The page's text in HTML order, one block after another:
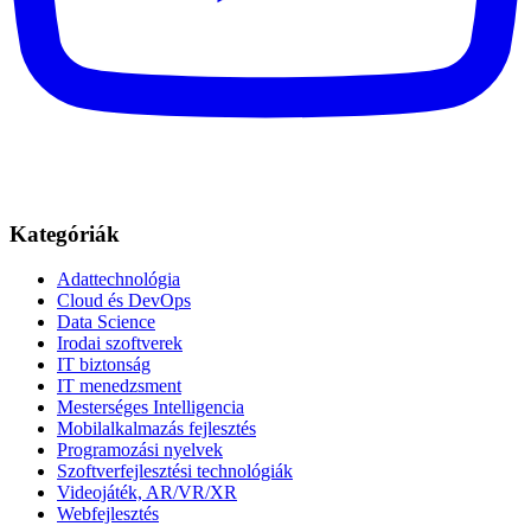
Kategóriák
Adattechnológia
Cloud és DevOps
Data Science
Irodai szoftverek
IT biztonság
IT menedzsment
Mesterséges Intelligencia
Mobilalkalmazás fejlesztés
Programozási nyelvek
Szoftverfejlesztési technológiák
Videojáték, AR/VR/XR
Webfejlesztés